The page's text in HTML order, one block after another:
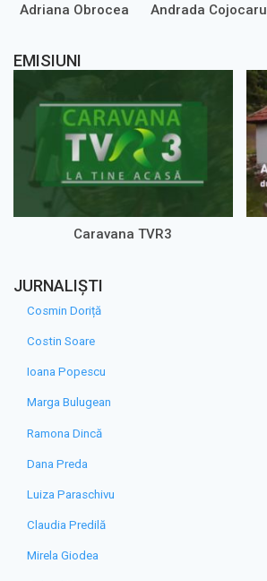
Adriana Obrocea Andrada Cojocaru
EMISIUNI
Caravana TVR3
JURNALIȘTI
Cosmin Doriță
Costin Soare
Ioana Popescu
Marga Bulugean
Ramona Dincă
Dana Preda
Luiza Paraschivu
Claudia Predilă
Mirela Giodea